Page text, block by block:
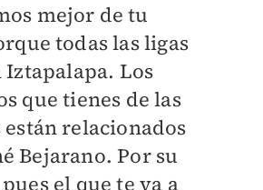
mejor de tu
todas las ligas
Iztapalapa. Los
que tienes de las
relacionados
Bejarano. Por su
el que te va a